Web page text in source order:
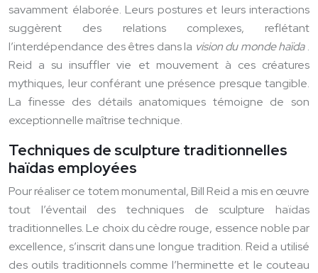
savamment élaborée. Leurs postures et leurs interactions
suggèrent des relations complexes, reflétant
l’interdépendance des êtres dans la vision du monde haïda.
Reid a su insuffler vie et mouvement à ces créatures
mythiques, leur conférant une présence presque tangible.
La finesse des détails anatomiques témoigne de son
exceptionnelle maîtrise technique.
Techniques de sculpture traditionnelles
haïdas employées
Pour réaliser ce totem monumental, Bill Reid a mis en œuvre
tout l’éventail des techniques de sculpture haïdas
traditionnelles. Le choix du cèdre rouge, essence noble par
excellence, s’inscrit dans une longue tradition. Reid a utilisé
des outils traditionnels comme l’herminette et le couteau